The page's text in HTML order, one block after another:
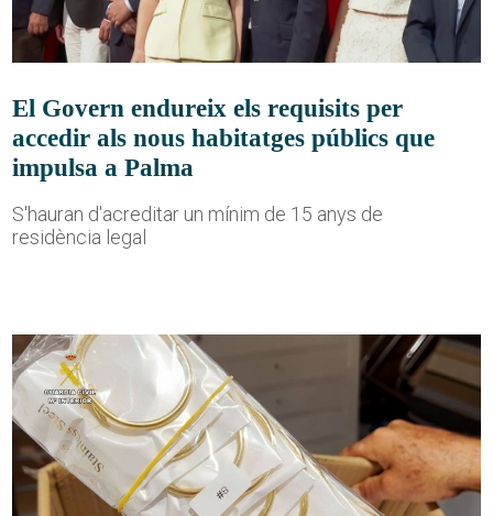
El Govern endureix els requisits per
accedir als nous habitatges públics que
impulsa a Palma
S'hauran d'acreditar un mínim de 15 anys de
residència legal